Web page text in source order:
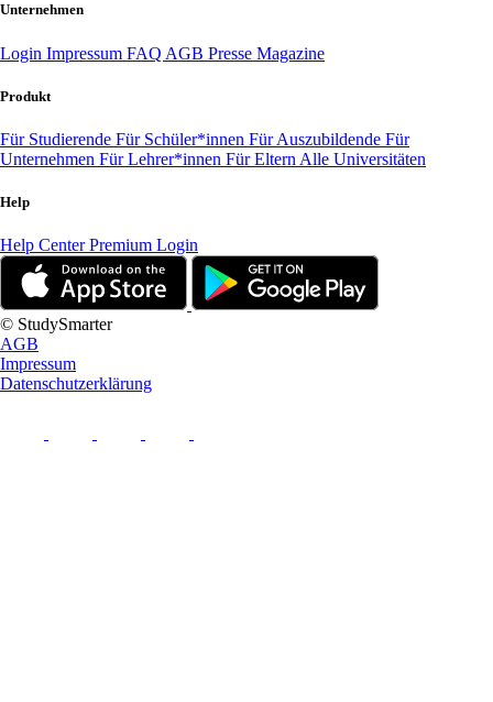
Unternehmen
Login Impressum FAQ AGB Presse Magazine
Produkt
Für Studierende Für Schüler*innen Für Auszubildende Für
Unternehmen Für Lehrer*innen Für Eltern Alle Universitäten
Help
Help CenterPremium Login
© StudySmarter
AGB
Impressum
Datenschutzerklärung